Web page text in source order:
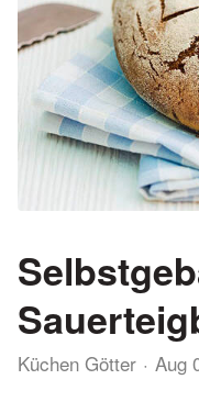
Küchen Götter Aug